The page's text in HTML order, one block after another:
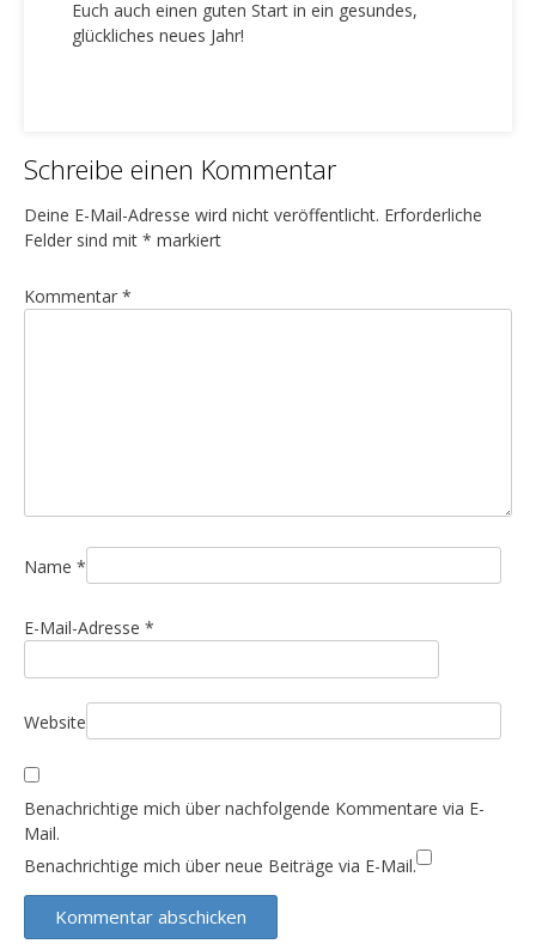
Euch auch einen guten Start in ein gesundes,
glückliches neues Jahr!
Schreibe einen Kommentar
Deine E-Mail-Adresse wird nicht veröffentlicht. Erforderliche
Felder sind mit * markiert
Kommentar *
Name *
E-Mail-Adresse *
Website
Benachrichtige mich über nachfolgende Kommentare via E-
Mail.
Benachrichtige mich über neue Beiträge via E-Mail.